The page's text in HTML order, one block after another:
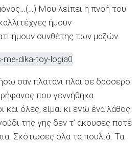
Μου λείπει η πνοή του
ήμουν
ήμουν συνθέτης των μαζών.
σαν πλατάνι πλάι σε δροσερό
που γεννήθηκα
όλες, είμαι κι εγώ ένα λάθος
της γης δεν τ’ άκουσες ποτέ
Σκότωσες όλα τα πουλιά. Τα